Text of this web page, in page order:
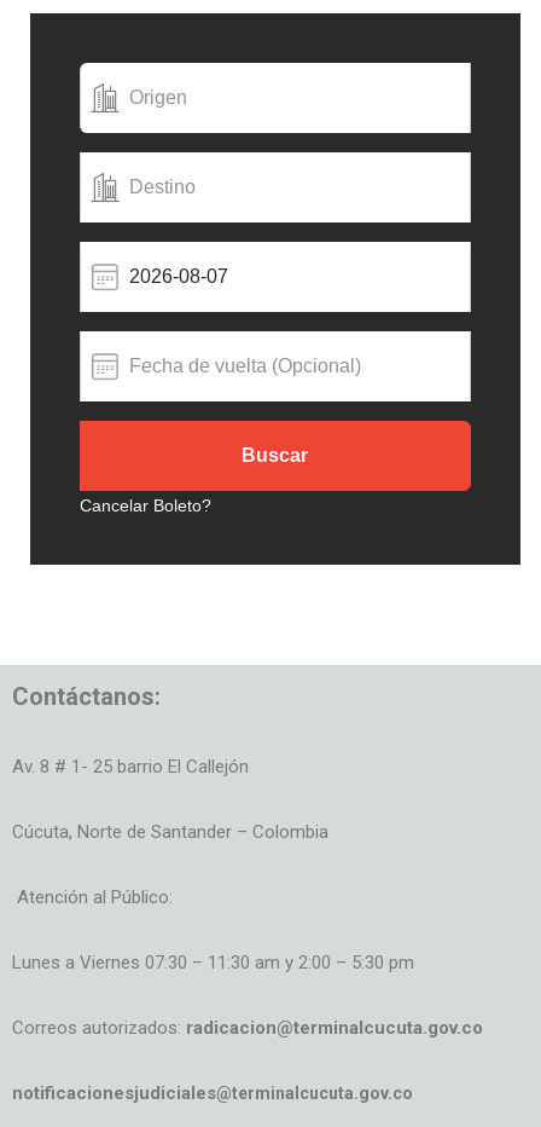
Cancelar Boleto?
Contáctanos:
Av. 8 # 1- 25 barrio El Callejón
Cúcuta, Norte de Santander – Colombia
Atención al Público:
Lunes a Viernes 07:30 – 11:30 am y 2:00 – 5:30 pm
Correos autorizados: radicacion@terminalcucuta.gov.co
notificacionesjudiciales@terminalcucuta.gov.co